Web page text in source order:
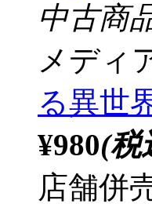
中古商
メディ
る異世
¥980(税
店舗併